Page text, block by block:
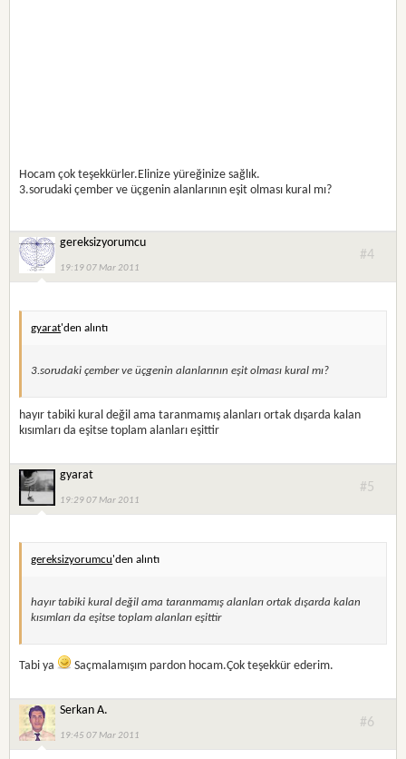
Hocam çok teşekkürler.Elinize yüreğinize sağlık.
3.sorudaki çember ve üçgenin alanlarının eşit olması kural mı?
gereksizyorumcu
19:19 07 Mar 2011
#4
gyarat'den alıntı
3.sorudaki çember ve üçgenin alanlarının eşit olması kural mı?
hayır tabiki kural değil ama taranmamış alanları ortak dışarda kalan
kısımları da eşitse toplam alanları eşittir
gyarat
19:29 07 Mar 2011
#5
gereksizyorumcu'den alıntı
hayır tabiki kural değil ama taranmamış alanları ortak dışarda kalan
kısımları da eşitse toplam alanları eşittir
Tabi ya Saçmalamışım pardon hocam.Çok teşekkür ederim.
Serkan A.
19:45 07 Mar 2011
#6